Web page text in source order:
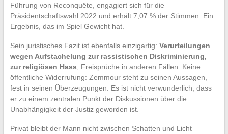
Führung von Reconquête, engagiert sich für die
Präsidentschaftswahl 2022 und erhält 7,07 % der Stimmen. Ein
Ergebnis, das im Spiel Gewicht hat.
Sein juristisches Fazit ist ebenfalls einzigartig: Verurteilungen
wegen Aufstachelung zur rassistischen Diskriminierung,
zur religiösen Hass , Freisprüche in anderen Fällen. Keine
öffentliche Widerrufung: Zemmour steht zu seinen Aussagen,
fest in seinen Überzeugungen. Es ist nicht verwunderlich, dass
er zu einem zentralen Punkt der Diskussionen über die
Unabhängigkeit der Justiz geworden ist.
Privat bleibt der Mann nicht zwischen Schatten und Licht